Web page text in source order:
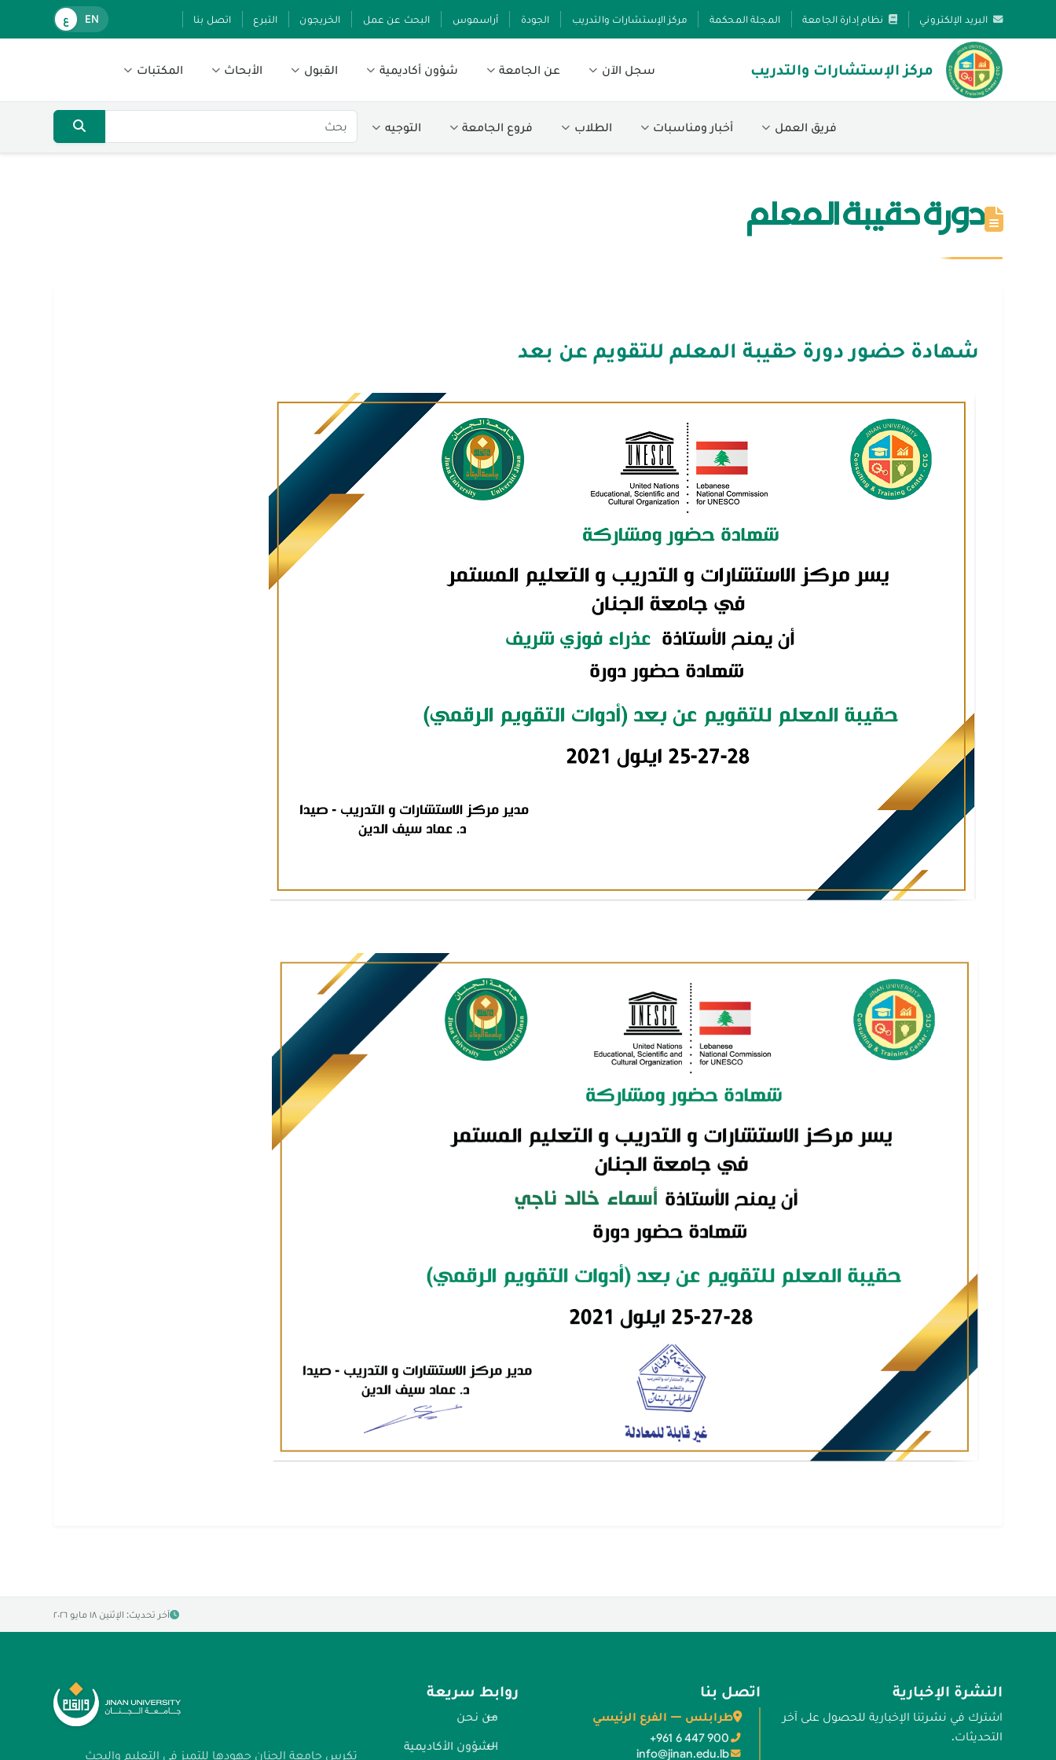
البريد الإلكتروني نظام إدارة الجامعة المجلة المحكمة مركز الإستشارات والتدريب الجودة أراسموس البحث عن عمل الخريجون التبرع اتصل بنا EN ع
مركز الإستشارات والتدريب سجل الآن عن الجامعة شؤون أكاديمية القبول الأبحاث المكتبات
فريق العمل أخبار ومناسبات الطلاب فروع الجامعة التوجيه
دورة حقيبة المعلم
شهادة حضور دورة حقيبة المعلم للتقويم عن بعد
آخر تحديث: الإثنين ١٨ مايو ٢٠٢٦
تكرس جامعة الجنان جهودها للتميز في التعليم والبحث
روابط سريعة
من نحن
الشؤون الأكاديمية
اتصل بنا
طرابلس — الفرع الرئيسي
+961 6 447 900
info@jinan.edu.lb
النشرة الإخبارية
اشترك في نشرتنا الإخبارية للحصول على آخر
التحديثات.